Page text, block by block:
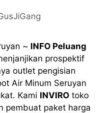
~ INFO Peluang
prospektif
outlet pengisian
Air Minum Seruyan
Kami INVIRO toko
pembuat paket harga